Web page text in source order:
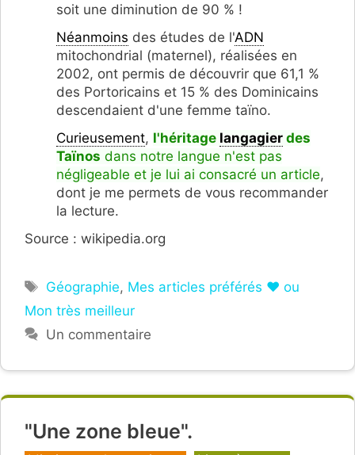
soit une diminution de 90 % !
Néanmoins des études de l'ADN
mitochondrial (maternel), réalisées en
2002, ont permis de découvrir que 61,1 %
des Portoricains et 15 % des Dominicains
descendaient d'une femme taïno.
Curieusement, l'héritage langagier des
Taïnos dans notre langue n'est pas
négligeable et je lui ai consacré un article,
dont je me permets de vous recommander
la lecture.
Source : wikipedia.org
Étiquettes
Géographie, Mes articles préférés ❤ ou
Mon très meilleur
Un commentaire
"Une zone bleue".